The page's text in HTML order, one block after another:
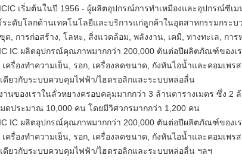
เริ่มต้นในปี 1956 - ผู้ผลิตอุปกรณ์การทำเหมืองและอุปกรณ์ซีเ
ระดับโลกด้านเทคโนโลยีและบริการแก่ลูกค้าในอุตสาหกรรมกระบ
ด, การก่อสร้าง, โลหะ, สิ่งแวดล้อม, พลังงาน, เคมี, ทางทะเล, กา
IC ผลิตอุปกรณ์คุณภาพมากกว่า 200,000 ตันต่อปีผลิตภัณฑ์ของเร
เครื่องทำความเย็น, รอก, เครื่องลดขนาด, กังหันไอน้ำและคอมเพ
ดียวกับระบบควบคุมไฟฟ้า/ไฮดรอลิกและระบบหล่อลื่น
านของเราในลั่วหยางครอบคลุมมากกว่า 3 ล้านตารางเมตร ซึ่ง 2
ดประมาณ 10,000 คน โดยมีวิศวกรมากกว่า 1,200 คน
IC ผลิตอุปกรณ์คุณภาพมากกว่า 200,000 ตันต่อปีผลิตภัณฑ์ของเร
เครื่องทำความเย็น, รอก, เครื่องลดขนาด, กังหันไอน้ำและคอมเพ
ดียวกับระบบควบคุมไฟฟ้า/ไฮดรอลิกและระบบหล่อลื่น ฯลฯ